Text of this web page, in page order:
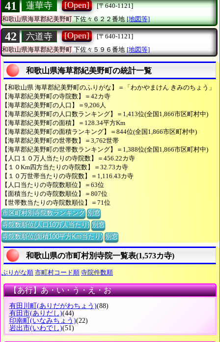
41 蓮華寺 [Open]
[〒640-1121]
和歌山県海草郡紀美野町下佐々６２２番地 [地図等]
42 六道寺 [Open]
[〒640-1121]
和歌山県海草郡紀美野町下佐々５９６番地 [地図等]
和歌山県海草郡紀美野町の統計一覧
【和歌山県 海草郡紀美野町のふりがな】＝「わかやまけん きみのちょう」
【海草郡紀美野町の寺院数】＝42カ寺
【海草郡紀美野町の人口】＝9,206人
【海草郡紀美野町の人口数ランキング】＝1,413位(全国1,866市区町村中)
【海草郡紀美野町の面積】＝128.34平方Km
【海草郡紀美野町の面積ランキング】＝844位(全国1,866市区町村中)
【海草郡紀美野町の世帯数】＝3,762世帯
【海草郡紀美野町の世帯数ランキング】＝1,388位(全国1,866市区町村中)
【人口１０万人当たりの寺院数】＝456.22カ寺
【１０Km四方当たりの寺院数】＝32.73カ寺
【１０万世帯当たりの寺院数】＝1,116.43カ寺
【人口当たりの寺院数順位】＝63位
【面積当たりの寺院数順位】＝807位
【世帯数当たりの寺院数順位】＝71位
市区町村別寺院数ランキング 別窓
寺院数順位(人口10万人当たり) 別窓
寺院数順位(面積100平方Km当たり) 別窓
和歌山県の市町村別寺院一覧表(1,573カ寺)
ぶりがな順 市町村コード順 寺院件数順
【あ行】あ・い・う・え・お
有田川町(ありだがわちょう)(88)
有田市(ありだし)(44)
印南町(いなみちょう)(22)
岩出市(いわでし)(51)